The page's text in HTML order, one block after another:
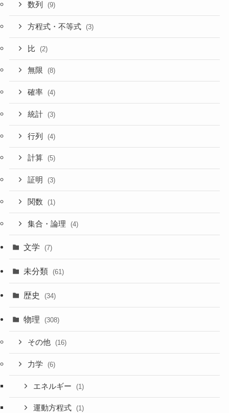
数列 (9)
方程式・不等式 (3)
比 (2)
無限 (8)
確率 (4)
統計 (3)
行列 (4)
計算 (5)
証明 (3)
関数 (1)
集合・論理 (4)
文学 (7)
未分類 (61)
歴史 (34)
物理 (308)
その他 (16)
力学 (6)
エネルギー (1)
運動方程式 (1)